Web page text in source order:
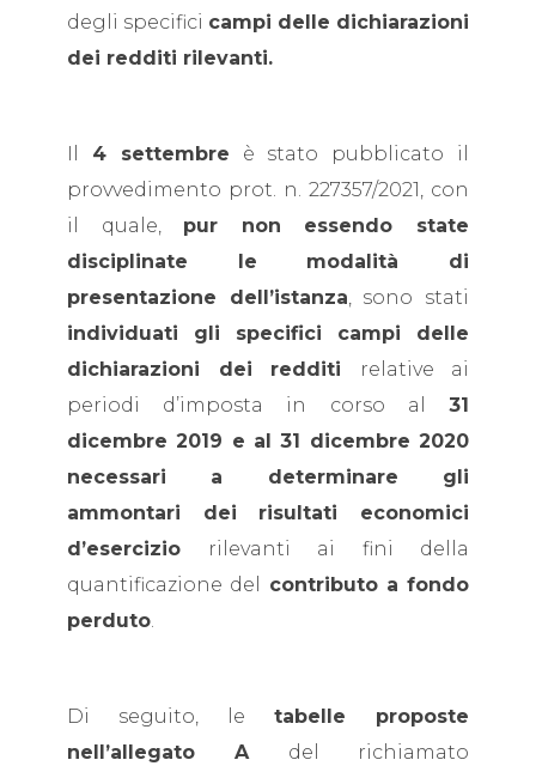
degli specifici campi delle dichiarazioni
dei redditi rilevanti.
4 settembre è stato pubblicato il
provvedimento prot. n. 227357/2021, con
il quale, pur non essendo state
disciplinate le modalità di
presentazione dell’istanza, sono stati
individuati gli specifici campi delle
dichiarazioni dei redditi
relative ai
periodi d’imposta in corso al 31
dicembre 2019 e al 31 dicembre 2020
necessari a determinare gli
ammontari dei risultati economici
d’esercizio rilevanti ai fini della
quantificazione del contributo a fondo
perduto.
Di seguito, le tabelle proposte
nell’allegato Adel richiamato